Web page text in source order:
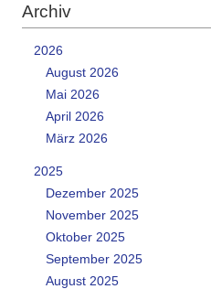
Archiv
2026
August 2026
Mai 2026
April 2026
März 2026
2025
Dezember 2025
November 2025
Oktober 2025
September 2025
August 2025